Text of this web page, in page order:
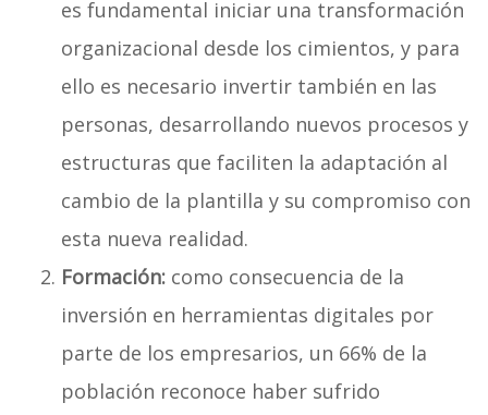
es fundamental iniciar una transformación
organizacional desde los cimientos, y para
ello es necesario invertir también en las
personas, desarrollando nuevos procesos y
estructuras que faciliten la adaptación al
cambio de la plantilla y su compromiso con
esta nueva realidad.
Formación: como consecuencia de la
inversión en herramientas digitales por
parte de los empresarios, un 66% de la
población reconoce haber sufrido